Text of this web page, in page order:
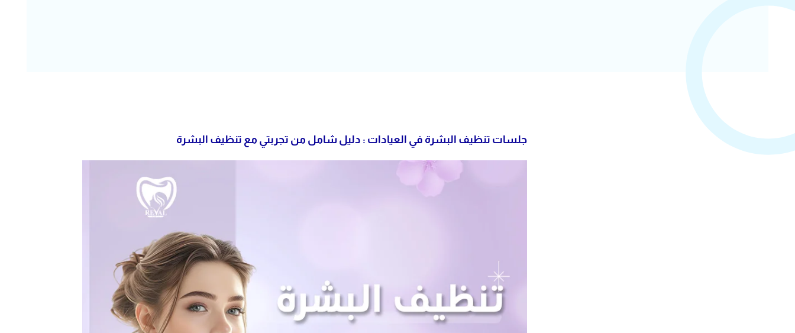
جلسات تنظيف البشرة في العيادات : دليل شامل من تجربتي مع تنظيف البشرة